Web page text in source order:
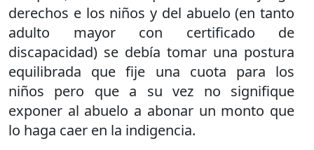
derechos e los niños y del abuelo (en tanto
adulto mayor con certificado de
discapacidad) se debía tomar una postura
equilibrada que fije una cuota para los
niños pero que a su vez no signifique
exponer al abuelo a abonar un monto que
lo haga caer en la indigencia.